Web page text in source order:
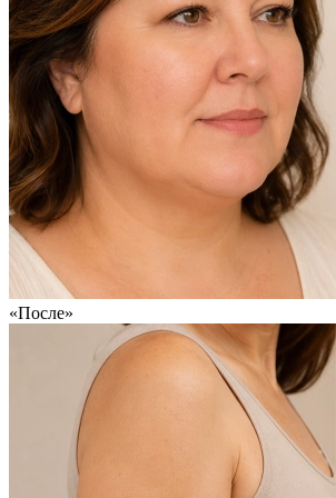
«После»